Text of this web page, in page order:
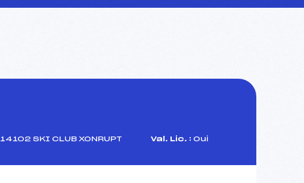
14102 SKI CLUB XONRUPT Val. Lic. : Oui